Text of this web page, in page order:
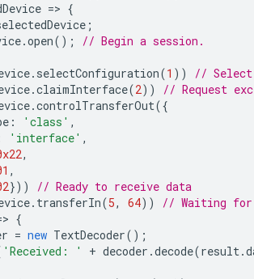
=> {
;
.open();
// Begin a session.
. selectConfiguration(1 ))
//
.claimInterface(2))
// Request
.controlTransferOut({
: 'class' ,
'interface' ,
,
,
}))
// Ready to receive data
. transferIn(5, 64))
// Waiting for
> {
= new TextDecoder();
'Received: ' + decoder .decode(result.